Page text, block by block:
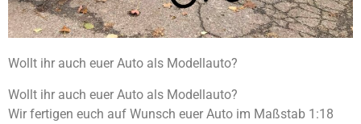
Wollt ihr auch euer Auto als Modellauto?
Wollt ihr auch euer Auto als Modellauto?
Wir fertigen euch auf Wunsch euer Auto im Maßstab 1:18